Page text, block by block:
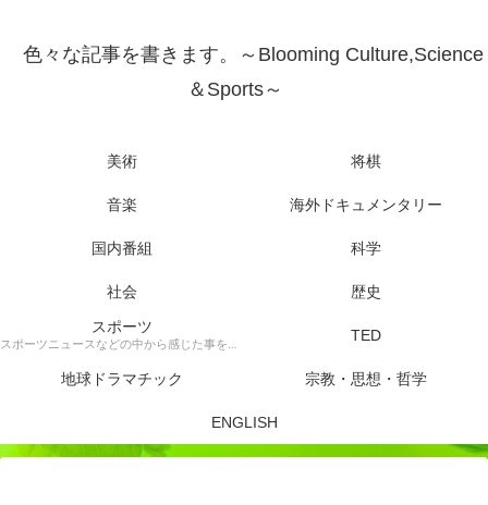
色々な記事を書きます。～Blooming Culture,Science
＆Sports～
美術 将棋
音楽 海外ドキュメンタリー
国内番組 科学
社会
歴史
スポーツ
スポーツニュースなどの中から感じた事を書きます。 TED
地球ドラマチック 宗教・思想・哲学
ENGLISH